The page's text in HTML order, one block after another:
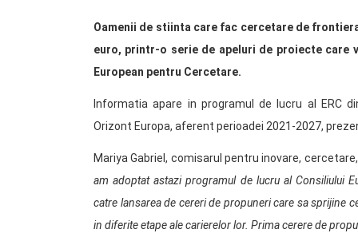
Oamenii de stiinta care fac cercetare de
euro, printr-o serie de apeluri de proiecte care
European pentru Cercetare.
Informatia apare in programul de lucru al ERC
Orizont Europa, aferent perioadei 2021-2027,
Mariya Gabriel, comisarul pentru inovare,
am adoptat astazi programul de lucru al Consiliului
catre lansarea de cereri de propuneri care sa sprijine
in diferite etape ale carierelor lor. Prima cerere de